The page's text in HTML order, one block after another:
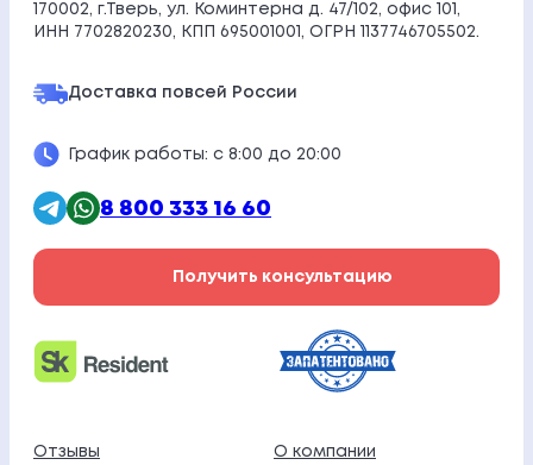
170002, г.Тверь, ул. Коминтерна д. 47/102, офис 101,
ИНН 7702820230, КПП 695001001, ОГРН 1137746705502.
Доставка повсей России
График работы: с 8:00 до 20:00
8 800 333 16 60
Получить консультацию
Отзывы О компании